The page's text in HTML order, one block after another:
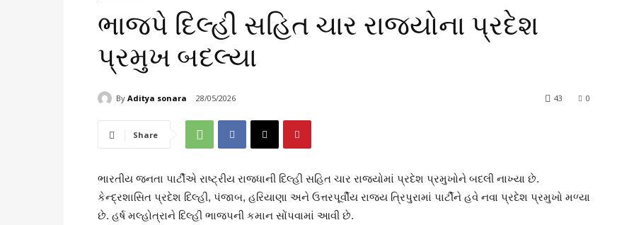
ભાજપે દિલ્હી સહિત ચાર રાજ્યોના પ્રદેશ
પ્રમુખ બદલ્યા
By Aditya sonara 28/05/2026 0
43
Share
ભારતીય જનતા પાર્ટીએ રાષ્ટ્રીય રાજધાની દિલ્હી સહિત ચાર રાજ્યોમાં પ્રદેશ પ્રમુખોને બદલી નાખ્યા છે.
કેન્દ્રશાસિત પ્રદેશ દિલ્હી, પંજાબ, હરિયાણા અને ઉત્તરપૂર્વીય રાજ્ય ત્રિપુરામાં પાર્ટીને હવે નવા પ્રદેશ પ્રમુખો મળ્યા
છે. હર્ષ મલ્હોત્રાને દિલ્હી ભાજપની કમાન સોંપવામાં આવી છે.